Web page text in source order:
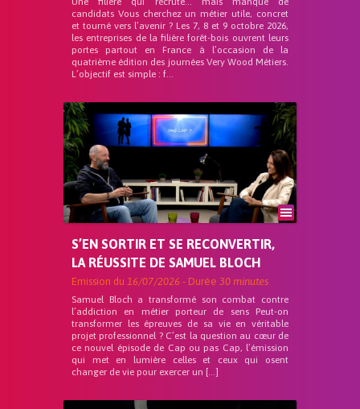
candidats Vous cherchez un métier utile, concret
et tourné vers l’avenir ? Les 7, 8 et 9 octobre 2026,
les entreprises de la filière forêt-bois ouvrent leurs
portes partout en France à l’occasion de la
quatrième édition des journées Very Wood Métiers.
L’objectif est simple : f...
S’EN SORTIR ET SE RECONVERTIR,
LA RÉUSSITE DE SAMUEL BLOCH
Emission du 16/07/2026 - Durée 30 minutes
Samuel Bloch a transformé son combat contre
l’addiction en métier porteur de sens Peut-on
transformer les épreuves de sa vie en véritable
projet professionnel ? C’est la question au cœur de
ce nouvel épisode de Cap ou pas Cap, l’émission
qui met en lumière celles et ceux qui osent
changer de vie pour exercer un […]